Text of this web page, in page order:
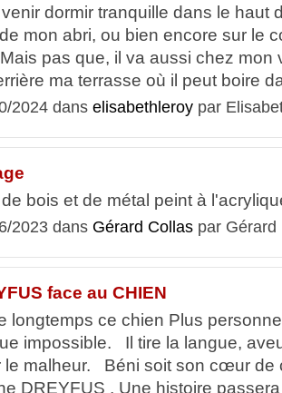
dormir tranquille dans le haut
mon abri, ou bien encore sur le
pas que, il va aussi chez mon
ma terrasse où il peut boire
2024 dans elisabethleroy par
bois et de métal peint à
2023 dans Gérard Collas par
face au CHIEN
longtemps ce chien Plus
impossible. Il tire la langue,
le malheur. Béni soit son cœur
DREYFUS , Une histoire